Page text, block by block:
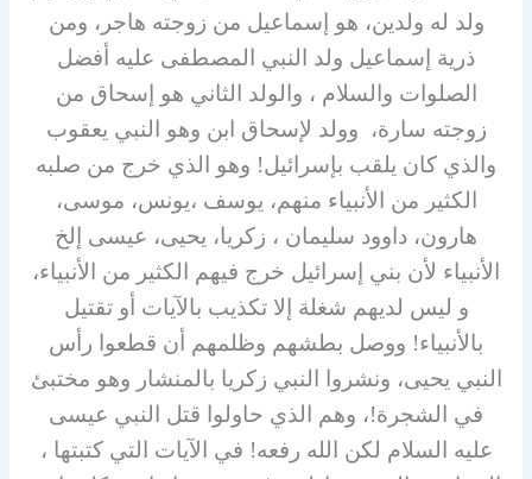
ولد له ولدين، هو إسماعيل من زوجته هاجر، ومن
ذرية إسماعيل ولد النبي المصطفى عليه أفضل
الصلوات والسلام ، والولد الثاني هو إسحاق من
زوجته سارة، وولد لإسحاق ابن وهو النبي يعقوب
والذي كان يلقب بإسرائيل! وهو الذي خرج من صلبه
الكثير من الأنبياء منهم، يوسف ،يونس، موسى،
هارون، داوود سليمان ، زكريا، يحيى، عيسى إلخ
الأنبياء لأن بني إسرائيل خرج فيهم الكثير من الأنبياء،
و ليس لديهم شغلة إلا تكذيب بالآيات أو تقتيل
بالأنبياء! ووصل بطشهم وظلمهم أن قطعوا رأس
النبي يحيى، ونشروا النبي زكريا بالمنشار وهو مختبئ
في الشجرة!، وهم الذي حاولوا قتل النبي عيسى
عليه السلام لكن الله رفعه! في الآيات التي كتبتها ،